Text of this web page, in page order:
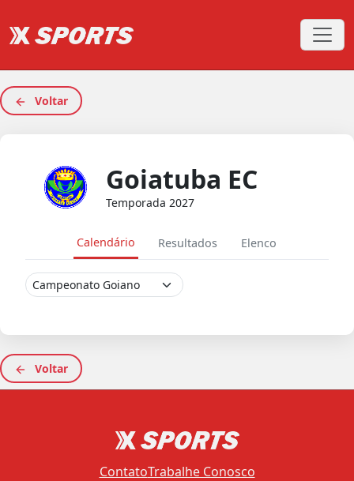
Voltar
Goiatuba EC
Temporada 2027
Calendário Resultados Elenco
Voltar
ContatoTrabalhe Conosco